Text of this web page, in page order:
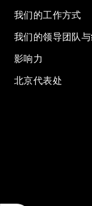
我们的工作方式
我们的领导团队
影响力
北京代表处